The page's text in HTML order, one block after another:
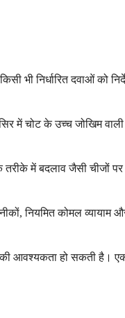
भी निर्धारित दवाओं को
में चोट के उच्च जोखिम
में बदलाव जैसी चीजों
नियमित कोमल
आवश्यकता हो सकती है।